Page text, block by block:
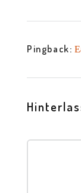
Pingback: